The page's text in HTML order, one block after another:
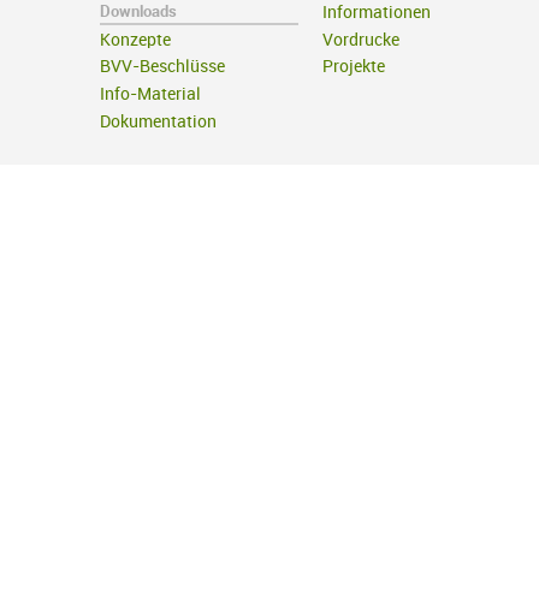
Downloads
Konzepte
BVV-Beschlüsse
Info-Material
Dokumentation
Informationen
Vordrucke
Projekte